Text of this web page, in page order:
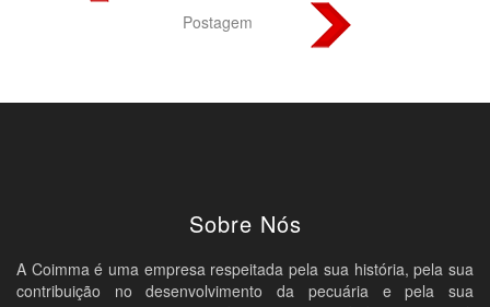
Postagem
Sobre Nós
A Coimma é uma empresa respeitada pela sua história, pela sua
contribuição no desenvolvimento da pecuária e pela sua